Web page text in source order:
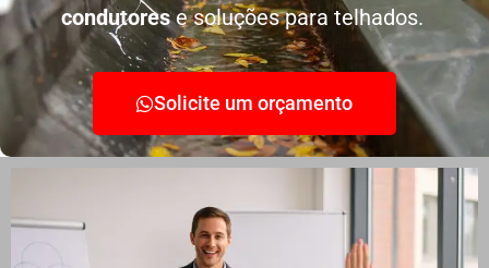
condutorese soluções para telhados.
Solicite um orçamento